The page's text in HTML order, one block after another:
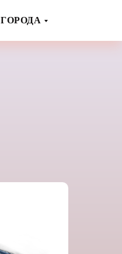
ГОРОДА